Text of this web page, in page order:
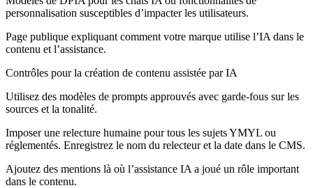
personnalisation susceptibles d’impacter les utilisateurs.
Page publique expliquant comment votre marque utilise l’IA dans le
contenu et l’assistance.
Contrôles pour la création de contenu assistée par IA
Utilisez des modèles de prompts approuvés avec garde-fous sur les
sources et la tonalité.
Imposer une relecture humaine pour tous les sujets YMYL ou
réglementés. Enregistrez le nom du relecteur et la date dans le CMS.
Ajoutez des mentions là où l’assistance IA a joué un rôle important
dans le contenu.